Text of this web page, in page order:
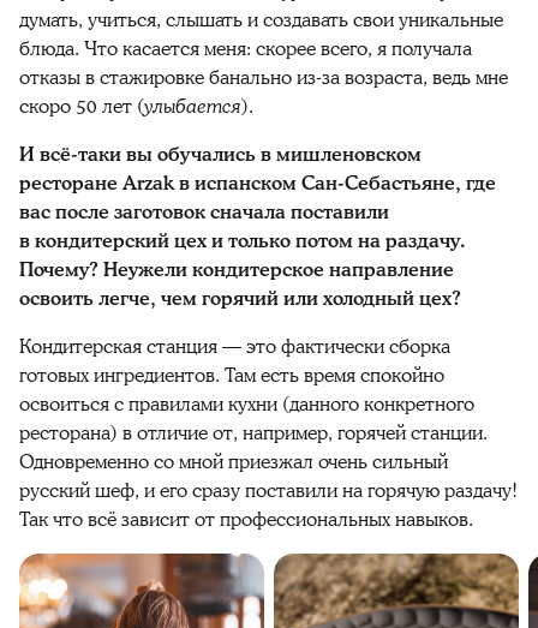
думать, учиться, слышать и создавать свои уникальные
блюда. Что касается меня: скорее всего, я получала
отказы в стажировке банально из-за возраста, ведь мне
скоро 50 лет (улыбается).
И всё-таки вы обучались в мишленовском
ресторане Arzak в испанском Сан-Себастьяне, где
вас после заготовок сначала поставили
в кондитерский цех и только потом на раздачу.
Почему? Неужели кондитерское направление
освоить легче, чем горячий или холодный цех?
Кондитерская станция — это фактически сборка
готовых ингредиентов. Там есть время спокойно
освоиться с правилами кухни (данного конкретного
ресторана) в отличие от, например, горячей станции.
Одновременно со мной приезжал очень сильный
русский шеф, и его сразу поставили на горячую раздачу!
Так что всё зависит от профессиональных навыков.